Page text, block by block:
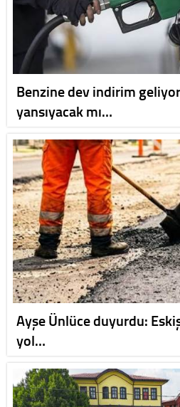
Benzine dev indirim
yansıyacak mı…
Ayşe Ünlüce duyurdu:
yol…